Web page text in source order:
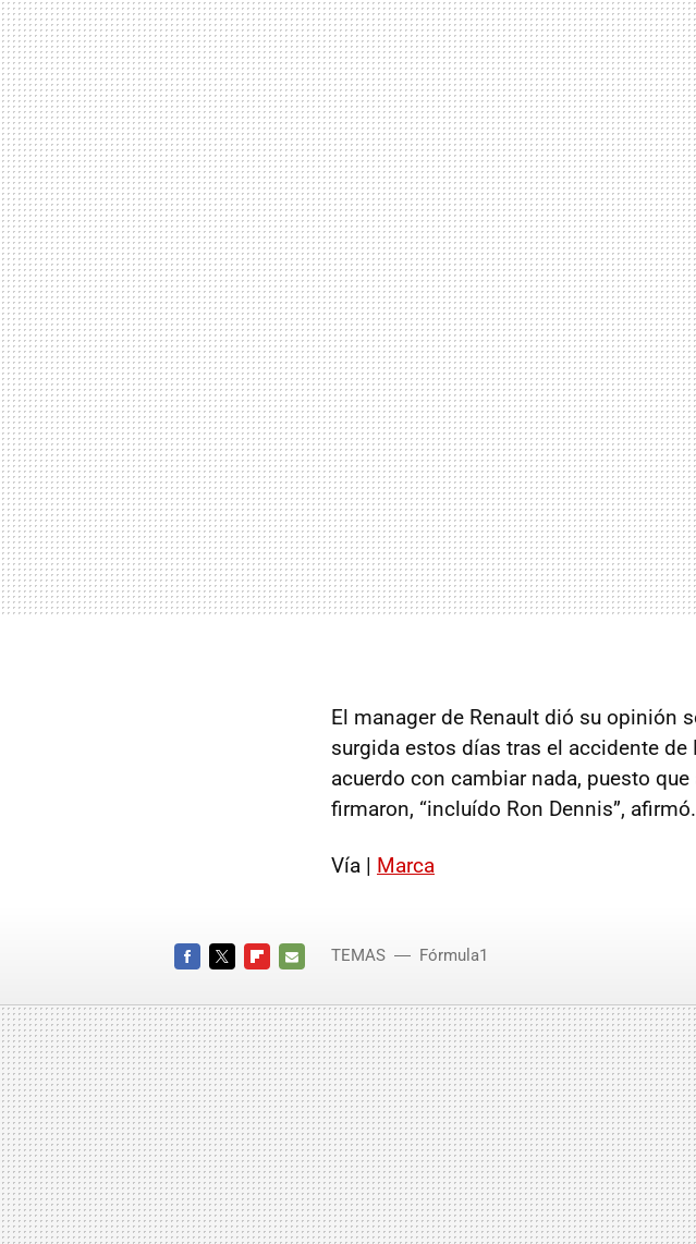
El manager de Renault dió su opinión
surgida estos días tras el accidente
acuerdo con cambiar nada, puesto
firmaron, “incluído Ron Dennis”, afirmó.
Vía | Marca
MAIL
TEMAS Fórmula1